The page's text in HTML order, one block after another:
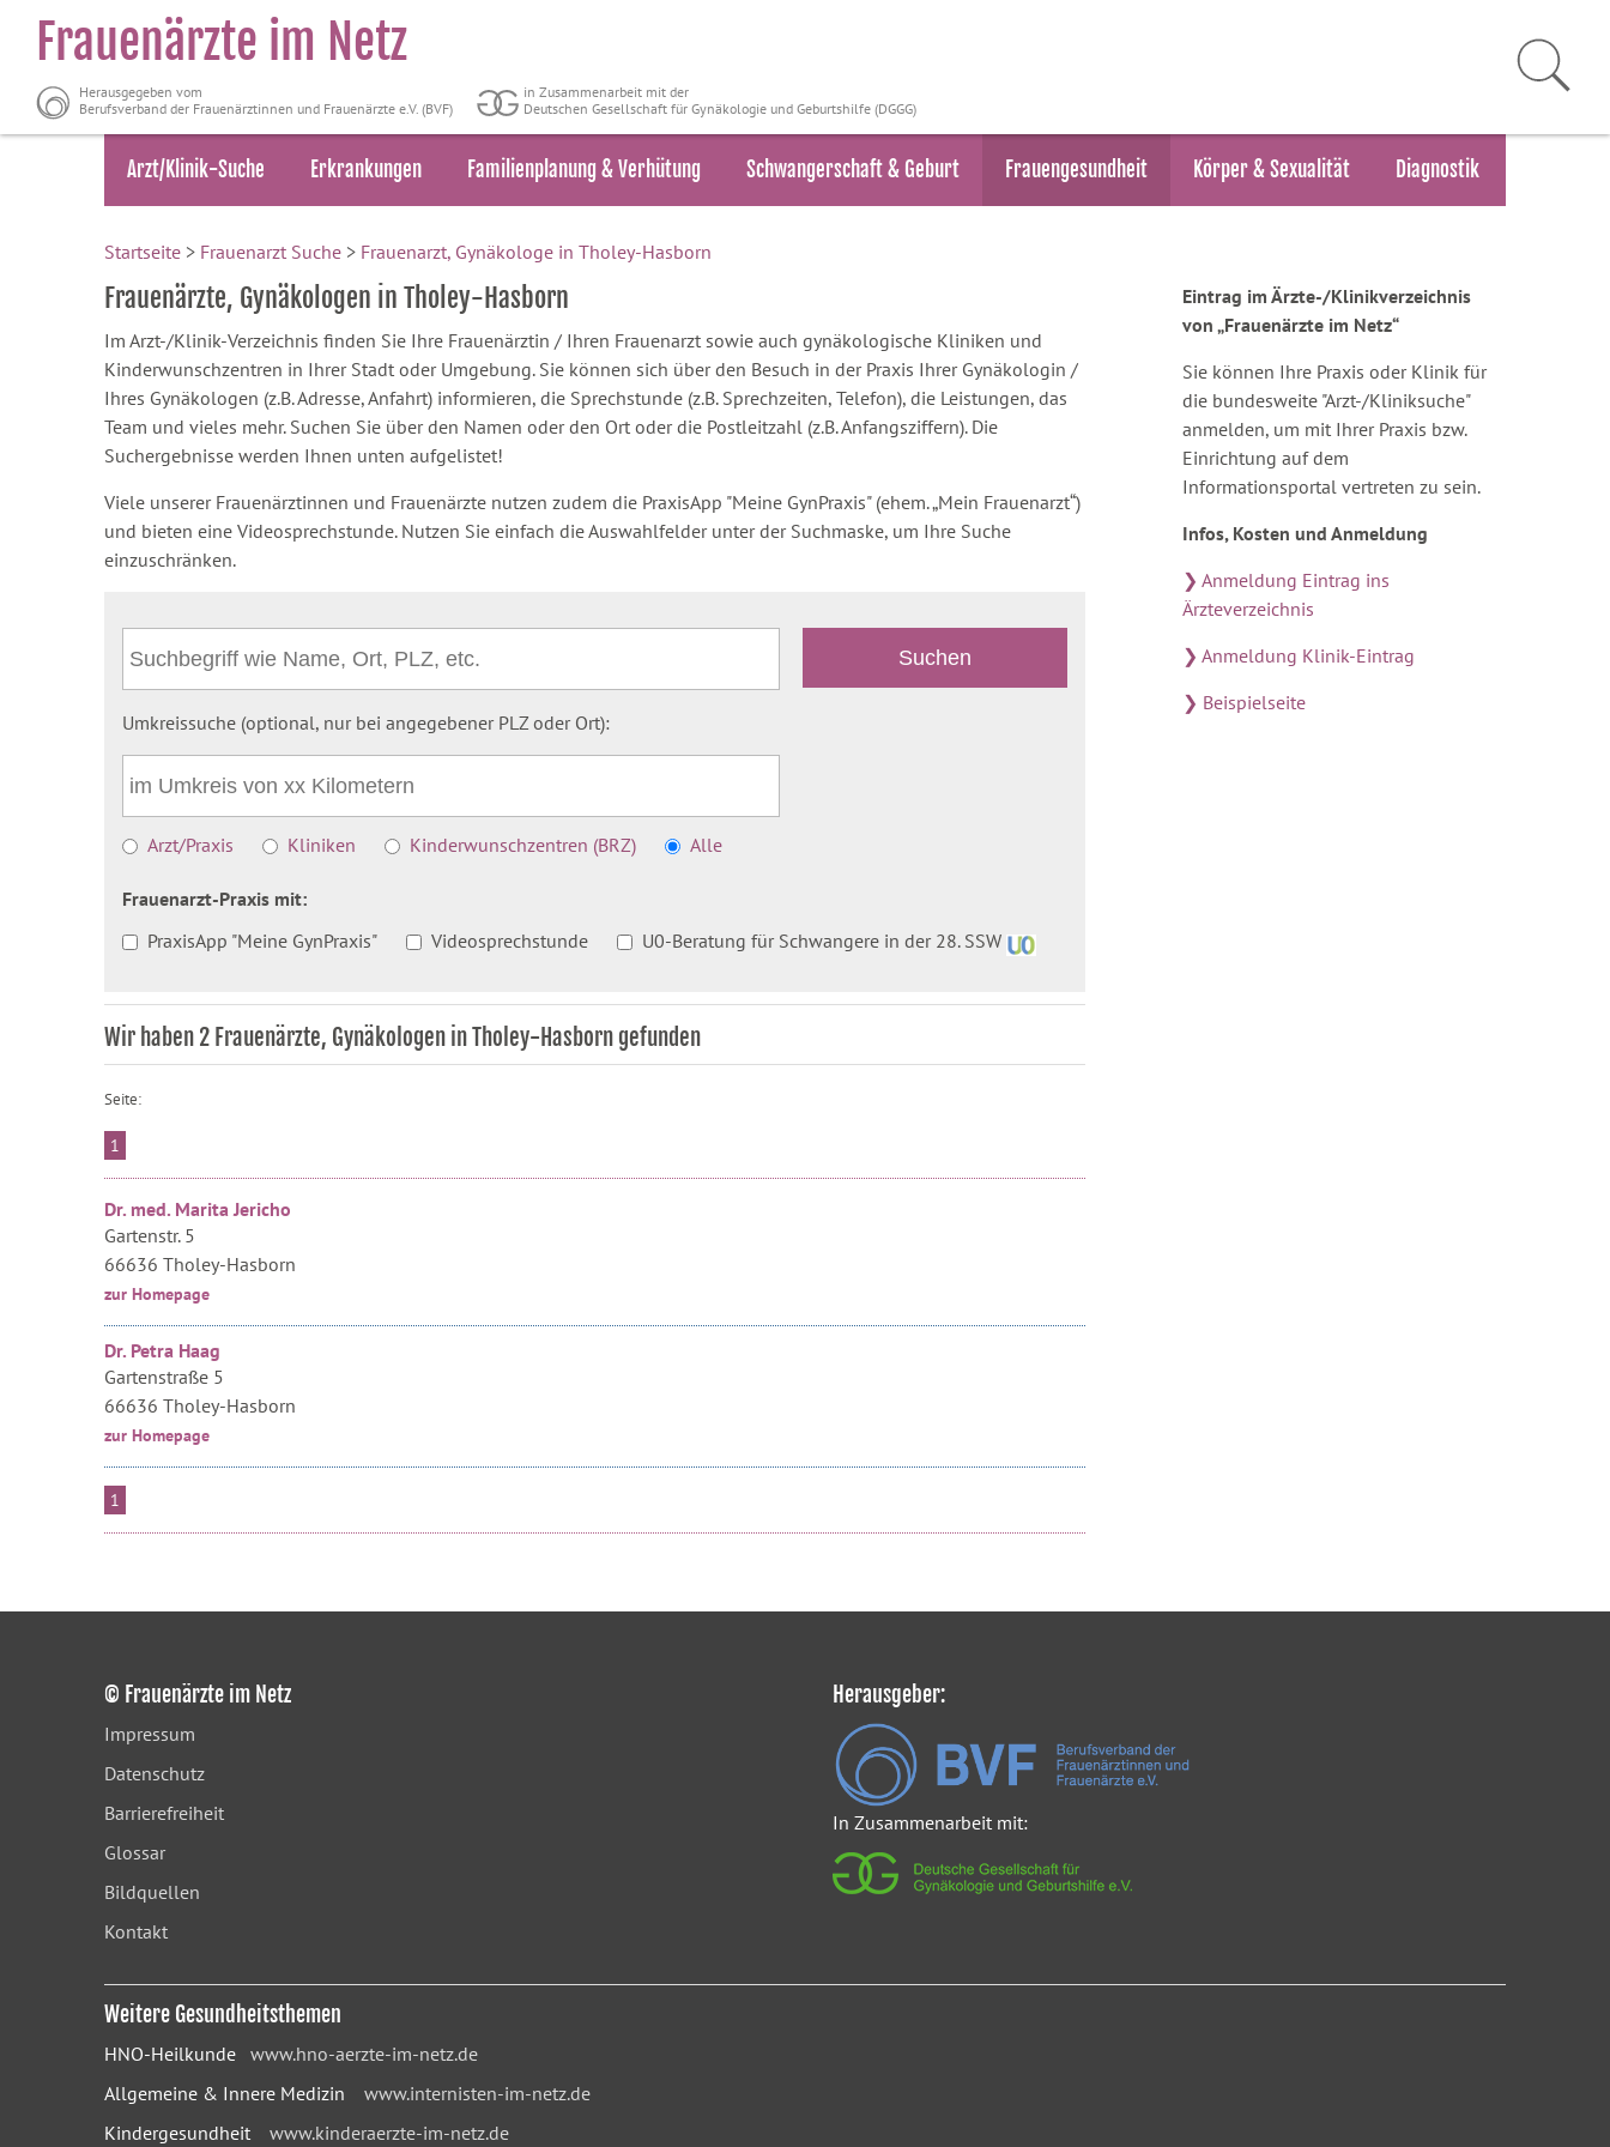
Frauenärzte im Netz
Herausgegeben vom
Berufsverband der Frauenärztinnen und Frauenärzte e.V. (BVF)
in Zusammenarbeit mit der
Deutschen Gesellschaft für Gynäkologie und Geburtshilfe (DGGG)
Arzt/Klinik-Suche Erkrankungen Familienplanung & Verhütung Schwangerschaft & Geburt Frauengesundheit Körper & Sexualität Diagnostik
Startseite > Frauenarzt Suche > Frauenarzt, Gynäkologe in Tholey-Hasborn
Frauenärzte, Gynäkologen in Tholey-Hasborn
Im Arzt-/Klinik-Verzeichnis finden Sie Ihre Frauenärztin / Ihren Frauenarzt sowie auch gynäkologische Kliniken und
Kinderwunschzentren in Ihrer Stadt oder Umgebung. Sie können sich über den Besuch in der Praxis Ihrer Gynäkologin /
Ihres Gynäkologen (z.B. Adresse, Anfahrt) informieren, die Sprechstunde (z.B. Sprechzeiten, Telefon), die Leistungen, das
Team und vieles mehr. Suchen Sie über den Namen oder den Ort oder die Postleitzahl (z.B. Anfangsziffern). Die
Suchergebnisse werden Ihnen unten aufgelistet!
Viele unserer Frauenärztinnen und Frauenärzte nutzen zudem die PraxisApp "Meine GynPraxis" (ehem. „Mein Frauenarzt“)
und bieten eine Videosprechstunde. Nutzen Sie einfach die Auswahlfelder unter der Suchmaske, um Ihre Suche
einzuschränken.
Umkreissuche (optional, nur bei angegebener PLZ oder Ort):
Arzt/Praxis Kliniken Kinderwunschzentren (BRZ) Alle
Frauenarzt-Praxis mit:
PraxisApp "Meine GynPraxis"
Videosprechstunde U0-Beratung für Schwangere in der 28. SSW
Wir haben 2 Frauenärzte, Gynäkologen in Tholey-Hasborn gefunden
Seite:
1
Dr. med. Marita Jericho
Gartenstr. 5
66636 Tholey-Hasborn
zur Homepage
Dr. Petra Haag
Gartenstraße 5
66636 Tholey-Hasborn
zur Homepage
1
Eintrag im Ärzte-/Klinikverzeichnis
von „Frauenärzte im Netz“
Sie können Ihre Praxis oder Klinik für
die bundesweite "Arzt-/Kliniksuche"
anmelden, um mit Ihrer Praxis bzw.
Einrichtung auf dem
Informationsportal vertreten zu sein.
Infos, Kosten und Anmeldung
❯ Anmeldung Eintrag ins
Ärzteverzeichnis
❯ Anmeldung Klinik-Eintrag
❯ Beispielseite
© Frauenärzte im Netz
Impressum
Datenschutz
Barrierefreiheit
Glossar
Bildquellen
Kontakt
Herausgeber:
In Zusammenarbeit mit:
Weitere Gesundheitsthemen
HNO-Heilkunde www.hno-aerzte-im-netz.de
Allgemeine & Innere Medizin www.internisten-im-netz.de
Kindergesundheit www.kinderaerzte-im-netz.de